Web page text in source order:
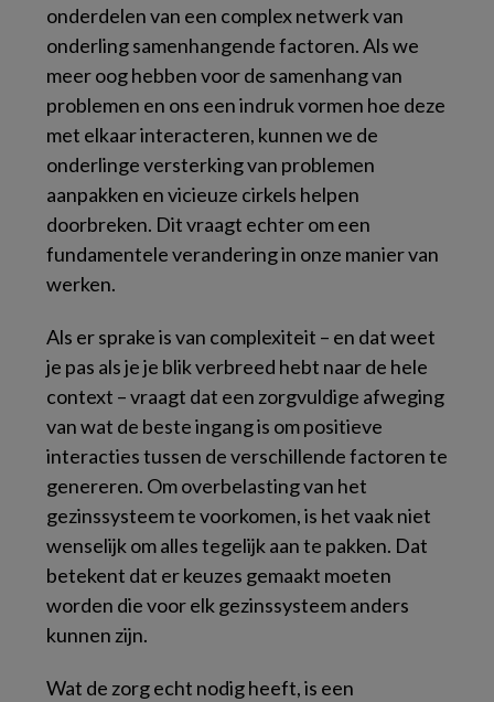
onderdelen van een complex netwerk van
onderling samenhangende factoren. Als we
meer oog hebben voor de samenhang van
problemen en ons een indruk vormen hoe deze
met elkaar interacteren, kunnen we de
onderlinge versterking van problemen
aanpakken en vicieuze cirkels helpen
doorbreken. Dit vraagt echter om een
fundamentele verandering in onze manier van
werken.
Als er sprake is van complexiteit – en dat weet
je pas als je je blik verbreed hebt naar de hele
context – vraagt dat een zorgvuldige afweging
van wat de beste ingang is om positieve
interacties tussen de verschillende factoren te
genereren. Om overbelasting van het
gezinssysteem te voorkomen, is het vaak niet
wenselijk om alles tegelijk aan te pakken. Dat
betekent dat er keuzes gemaakt moeten
worden die voor elk gezinssysteem anders
kunnen zijn.
Wat de zorg echt nodig heeft, is een